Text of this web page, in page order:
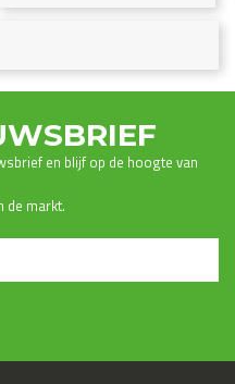
en blijf op de hoogte van
de markt.